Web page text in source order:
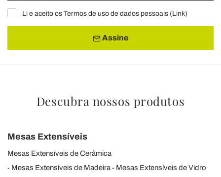
Li e aceito os Termos de uso de dados pessoais (Link)
Assine
Descubra nossos produtos
Mesas Extensíveis
Mesas Extensíveis de Cerâmica
Mesas Extensíveis de Madeira
Mesas Extensíveis de Vidro